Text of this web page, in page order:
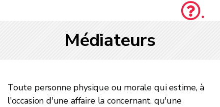
.
Médiateurs
Toute personne physique ou morale qui estime, à
l'occasion d'une affaire la concernant, qu'une